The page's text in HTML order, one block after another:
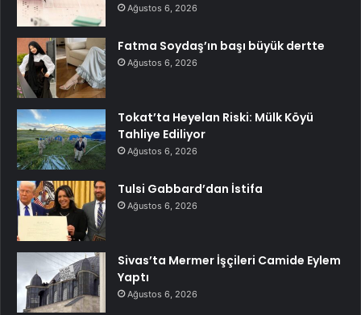
Ağustos 6, 2026
Fatma Soydaş’ın başı büyük dertte
Ağustos 6, 2026
Tokat’ta Heyelan Riski: Mülk Köyü
Tahliye Ediliyor
Ağustos 6, 2026
Tulsi Gabbard’dan İstifa
Ağustos 6, 2026
Sivas’ta Mermer İşçileri Camide Eylem
Yaptı
Ağustos 6, 2026